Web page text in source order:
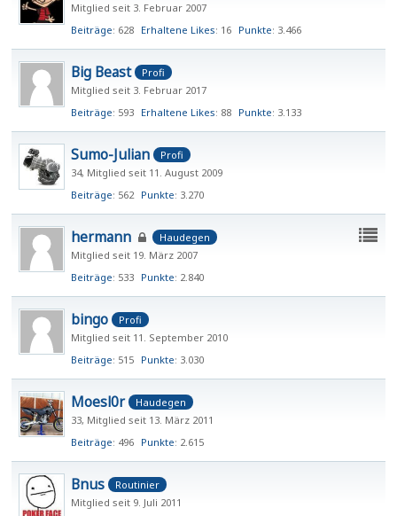
Mitglied seit 3. Februar 2007
Beiträge 628 Erhaltene Likes 16 Punkte 3.466
Big Beast
Profi
Mitglied seit 3. Februar 2017
Beiträge 593 Erhaltene Likes 88 Punkte 3.133
Sumo-Julian
Profi
34 Mitglied seit 11. August 2009
Beiträge 562 Punkte 3.270
hermann
Haudegen
Mitglied seit 19. März 2007
Beiträge 533 Punkte 2.840
bingo
Profi
Mitglied seit 11. September 2010
Beiträge 515 Punkte 3.030
Moesl0r
Haudegen
33 Mitglied seit 13. März 2011
Beiträge 496 Punkte 2.615
Bnus
Routinier
Mitglied seit 9. Juli 2011